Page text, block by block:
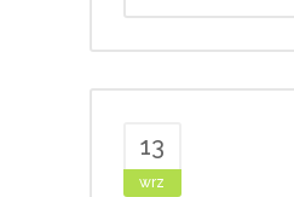
13
wrz